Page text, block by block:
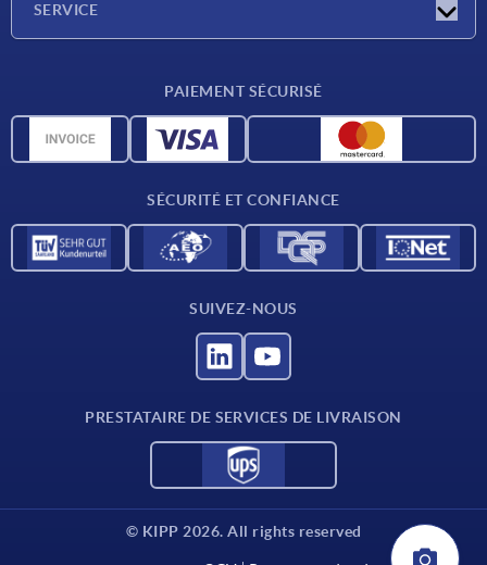
SERVICE
Matériaux
PAIEMENT SÉCURISÉ
SÉCURITÉ ET CONFIANCE
SUIVEZ-NOUS
PRESTATAIRE DE SERVICES DE LIVRAISON
© KIPP 2026. All rights reserved